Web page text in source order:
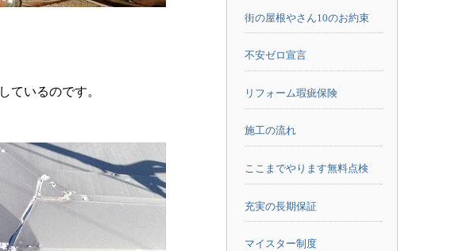
ているのです。
街の屋根やさん10のお約束
不安ゼロ宣言
リフォーム瑕疵保険
施工の流れ
ここまでやります無料点検
充実の長期保証
マイスター制度